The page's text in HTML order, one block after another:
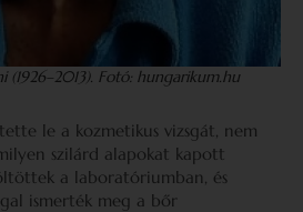
Fotó: hungarikum.hu
le a kozmetikus vizsgát, nem
szilárd alapokat kapott
a laboratóriumban, és
ismerték meg a bőr